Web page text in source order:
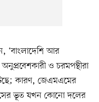
‘বাংলাদেশি আর
ও চরমপন্থীরা
কারণ, জেএমএমের
ভূত যখন কোনো দলের